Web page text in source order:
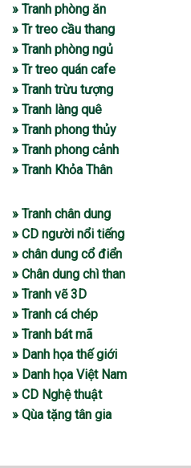
» Tranh phòng ăn
» Tr treo cầu thang
» Tranh phòng ngủ
» Tr treo quán cafe
» Tranh trừu tượng
» Tranh làng quê
» Tranh phong thủy
» Tranh phong cảnh
» Tranh Khỏa Thân
» Tranh chân dung
» CD người nổi tiếng
» chân dung cổ điển
» Chân dung chì than
» Tranh vẽ 3D
» Tranh cá chép
» Tranh bát mã
» Danh họa thế giới
» Danh họa Việt Nam
» CD Nghệ thuật
» Qùa tặng tân gia